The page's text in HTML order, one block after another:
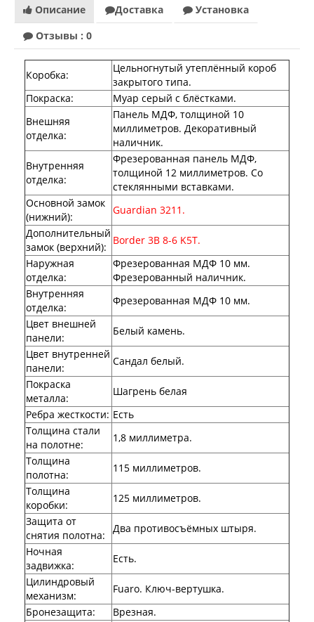
Лабиринт Тундра Плюс
Лабиринт Урбан
Лабиринт Фрост
Лабиринт Шторм
Лабиринт Эволаб
Двери Про
Двери Интекрон
Интекрон Брайтон Антрацит
Интекрон Вектор
Интекрон Гектор
Интекрон Греция
Интекрон Италия
Интекрон Колизей
Интекрон Колизей Белый
Интекрон Неаполь
Интекрон Олимпия
Интекрон Премьера
Интекрон Профит
Интекрон Ронда
Интекрон Сицилия
Интекрон Спарта Белая
Интекрон Спарта Грей
Интекрон Термо
Интекрон Тетра
Интекрон Фараон
Интекрон Форте
Двери АСД
Двери Ратибор
Двери Аргус
Тамбурные двери
Межкомнатные двери
Двери Альберо
Альянс
Вест
Галерея
Геометрия
Графика
Империя
Классика
Мегаполис
Мегаполис ГЛ
Неоклассика Про
Скин
Описание Доставка
Установка
Отзывы : 0
Коробка:
Цельногнутый утеплённый короб
закрытого типа.
Покраска:
Муар серый с блёстками.
Внешняя
отделка:
Панель МДФ, толщиной 10
миллиметров. Декоративный
наличник.
Внутренняя
отделка:
Фрезерованная панель МДФ,
толщиной 12 миллиметров. Со
стеклянными вставками.
Основной замок
(нижний):
Guardian 3211.
Дополнительный
замок (верхний):
Border 3B 8-6 K5T.
Наружная
отделка:
Фрезерованная МДФ 10 мм.
Фрезерованный наличник.
Внутренняя
отделка:
Фрезерованная МДФ 10 мм.
Цвет внешней
панели:
Белый камень.
Цвет внутренней
панели:
Сандал белый.
Покраска
металла:
Шагрень белая
Ребра жесткости: Есть
Толщина стали
на полотне:
1,8 миллиметра.
Толщина
полотна:
115 миллиметров.
Толщина
коробки:
125 миллиметров.
Защита от
снятия полотна:
Два противосъёмных штыря.
Ночная
задвижка:
Есть.
Цилиндровый
механизм:
Fuaro. Ключ-вертушка.
Бронезащита:
Врезная.